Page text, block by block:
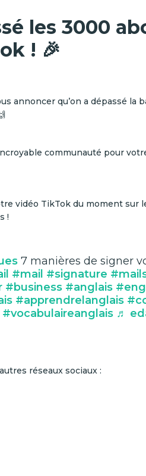
les 3000
! 🎉
annoncer qu’on a dépassé la
communauté pour
vidéo TikTok du moment sur
!
7 manières de signer
#mail #signature
#business #anglais
#apprendrelanglais
#vocabulaireanglais ♬
réseaux sociaux :